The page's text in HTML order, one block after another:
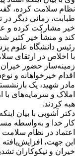
نظام سلامت کرده،
طبابت، زمانی دیگر در
خیر مشارکت کرده و
کند و منشأ خیر کثیر
رئیس دانشگاه علوم
با اخلاص در ارتقای
زمینه‌ساز حضور خیران
اقدام خیرخواهانه و
مادر شهید، یک
املاک و سرمایه‌های
هبه کردند.
دکتر آشوبی با بیان
کار خدا و به‌واسطه
اعتماد در نظام
این جهت،
خیران و نیکوکاران